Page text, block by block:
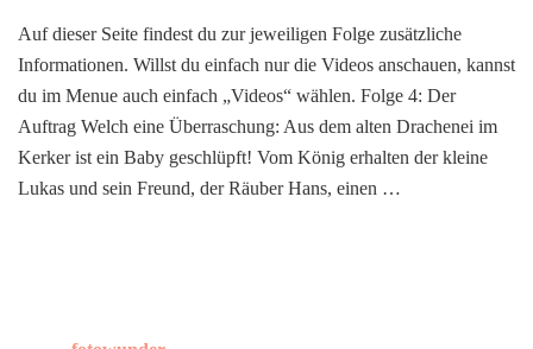
Auf dieser Seite findest du zur jeweiligen Folge zusätzliche
Informationen. Willst du einfach nur die Videos anschauen, kannst
du im Menue auch einfach „Videos“ wählen. Folge 4: Der
Auftrag Welch eine Überraschung: Aus dem alten Drachenei im
Kerker ist ein Baby geschlüpft! Vom König erhalten der kleine
Lukas und sein Freund, der Räuber Hans, einen …